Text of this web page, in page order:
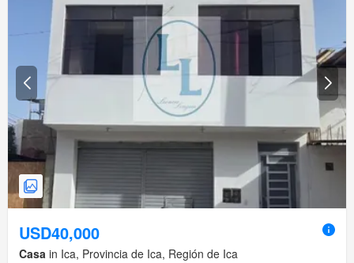
USD40,000
Casa in Ica, Provincia de Ica, Región de Ica